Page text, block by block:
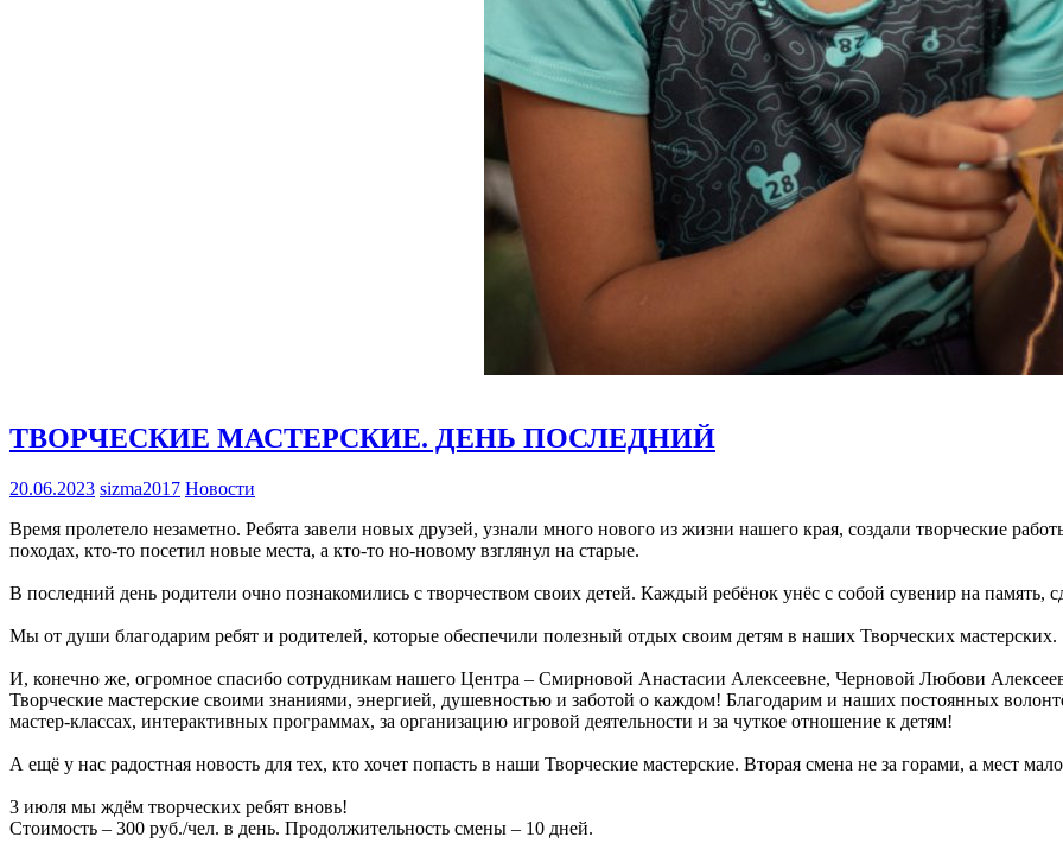
ТВОРЧЕСКИЕ МАСТЕРСКИЕ. ДЕНЬ ПОСЛЕДНИЙ
20.06.2023 sizma2017 Новости
Время пролетело незаметно. Ребята завели новых друзей, узнали много нового из жизни нашего края, создали творческие
походах, кто-то посетил новые места, а кто-то но-новому взглянул на старые.
В последний день родители очно познакомились с творчеством своих детей. Каждый ребёнок унёс с собой сувенир на память,
Мы от души благодарим ребят и родителей, которые обеспечили полезный отдых своим детям в наших Творческих мастерских.
И, конечно же, огромное спасибо сотрудникам нашего Центра – Смирновой Анастасии Алексеевне, Черновой Любови
Творческие мастерские своими знаниями, энергией, душевностью и заботой о каждом! Благодарим и наших постоянных
мастер-классах, интерактивных программах, за организацию игровой деятельности и за чуткое отношение к детям!
А ещё у нас радостная новость для тех, кто хочет попасть в наши Творческие мастерские. Вторая смена не за горами, а мест
3 июля мы ждём творческих ребят вновь!
Стоимость – 300 руб./чел. в день. Продолжительность смены – 10 дней.